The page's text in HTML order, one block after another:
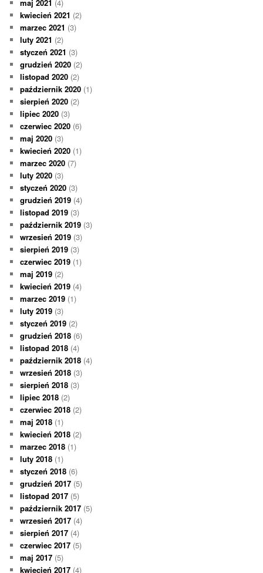
maj 2021 (4)
kwiecień 2021 (2)
marzec 2021 (3)
luty 2021 (2)
styczeń 2021 (3)
grudzień 2020 (2)
listopad 2020 (2)
październik 2020 (1)
sierpień 2020 (2)
lipiec 2020 (3)
czerwiec 2020 (6)
maj 2020 (3)
kwiecień 2020 (1)
marzec 2020 (7)
luty 2020 (3)
styczeń 2020 (3)
grudzień 2019 (4)
listopad 2019 (3)
październik 2019 (3)
wrzesień 2019 (3)
sierpień 2019 (3)
czerwiec 2019 (1)
maj 2019 (2)
kwiecień 2019 (4)
marzec 2019 (1)
luty 2019 (3)
styczeń 2019 (2)
grudzień 2018 (6)
listopad 2018 (4)
październik 2018 (4)
wrzesień 2018 (3)
sierpień 2018 (3)
lipiec 2018 (2)
czerwiec 2018 (2)
maj 2018 (1)
kwiecień 2018 (2)
marzec 2018 (1)
luty 2018 (1)
styczeń 2018 (6)
grudzień 2017 (5)
listopad 2017 (5)
październik 2017 (5)
wrzesień 2017 (4)
sierpień 2017 (4)
czerwiec 2017 (5)
maj 2017 (5)
kwiecień 2017 (4)